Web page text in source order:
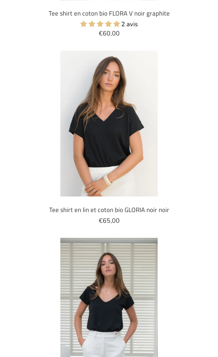
Tee shirt en coton bio FLORA V noir graphite
2 avis
€60,00
Tee shirt en lin et coton bio GLORIA noir noir
€65,00